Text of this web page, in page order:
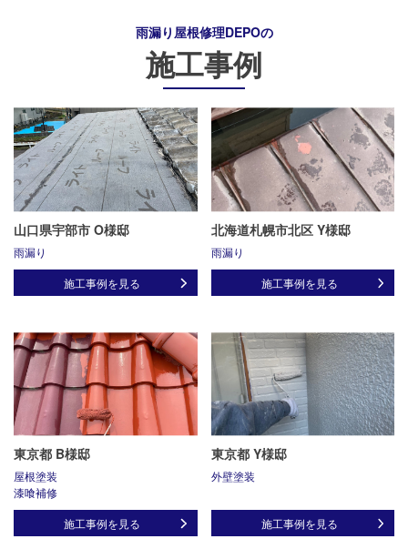
雨漏り屋根修理DEPOの
施工事例
山口県宇部市 O様邸
雨漏り
施工事例を見る
北海道札幌市北区 Y様邸
雨漏り
施工事例を見る
東京都 B様邸
屋根塗装
漆喰補修
施工事例を見る
東京都 Y様邸
外壁塗装
施工事例を見る